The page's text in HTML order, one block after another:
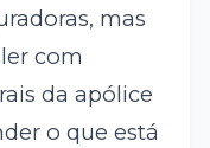
mas
com
da apólice
o que está